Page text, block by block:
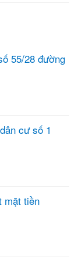
55/28 đường
cư số 1
mặt tiền